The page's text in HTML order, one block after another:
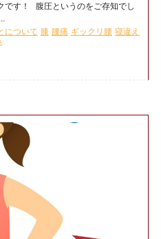
です！ 腹圧というのをご存知でし
について 膝 腰痛 ギックリ腰 寝違え